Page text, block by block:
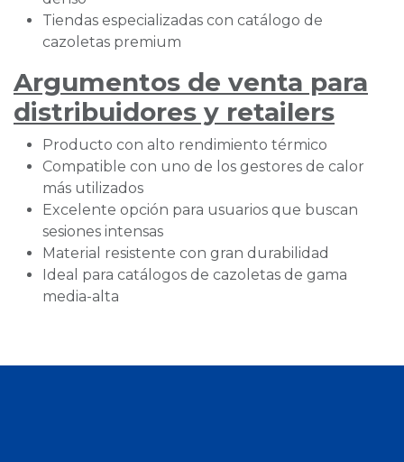
Tiendas especializadas con catálogo de
cazoletas premium
Argumentos de venta para
distribuidores y retailers
Producto con alto rendimiento térmico
Compatible con uno de los gestores de calor
más utilizados
Excelente opción para usuarios que buscan
sesiones intensas
Material resistente con gran durabilidad
Ideal para catálogos de cazoletas de gama
media-alta